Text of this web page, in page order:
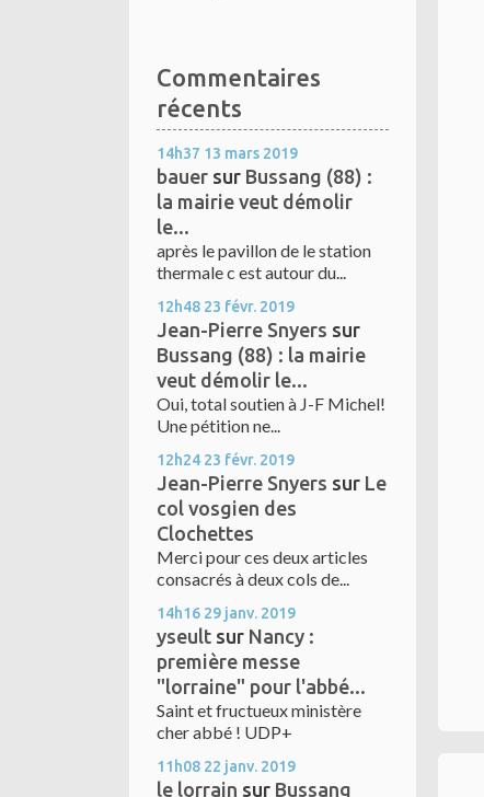
Commentaires
récents
14h37 13 mars 2019
bauer sur Bussang (88) :
la mairie veut démolir
le...
après le pavillon de le station
thermale c est autour du...
12h48 23 févr. 2019
Jean-Pierre Snyers sur
Bussang (88) : la mairie
veut démolir le...
Oui, total soutien à J-F Michel!
Une pétition ne...
12h24 23 févr. 2019
Jean-Pierre Snyers sur Le
col vosgien des
Clochettes
Merci pour ces deux articles
consacrés à deux cols de...
14h16 29 janv. 2019
yseult sur Nancy :
première messe
"lorraine" pour l'abbé...
Saint et fructueux ministère
cher abbé ! UDP+
11h08 22 janv. 2019
le lorrain sur Bussang